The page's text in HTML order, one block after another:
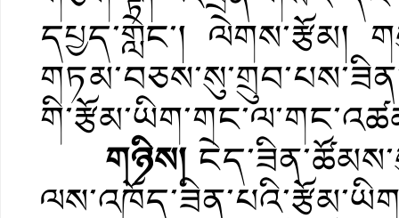
དཔྱད་གླེང་། ལེགས་རྩོམ།
གཉིས།